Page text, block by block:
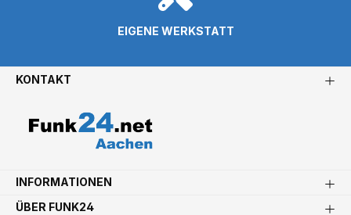
EIGENE WERKSTATT
KONTAKT
INFORMATIONEN
ÜBER FUNK24